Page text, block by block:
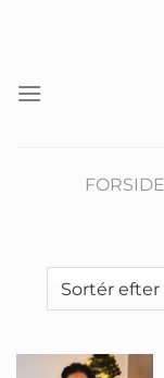
FORSIDE